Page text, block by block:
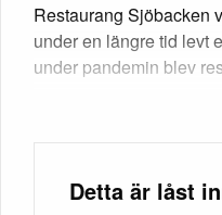
Restaurang Sjöbacken
under en längre tid levt
under pandemin blev
Detta är låst